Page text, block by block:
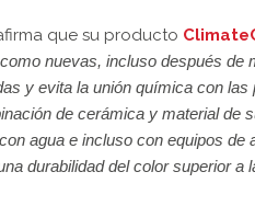
que su producto
nuevas, incluso después de
y evita la unión química con
de cerámica y material de
agua e incluso con equipos de
durabilidad del color superior a